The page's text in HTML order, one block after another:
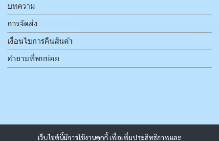
เว็บไซต์นี้มีการใช้งานคุกกี้ เพื่อเพิ่มประสิทธิภาพและ
บทความ
การจัดส่ง
เงื่อนไขการคืนสินค้า
คำถามที่พบบ่อย